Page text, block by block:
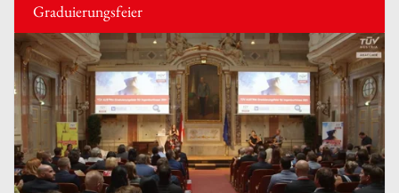
Graduierungsfeier